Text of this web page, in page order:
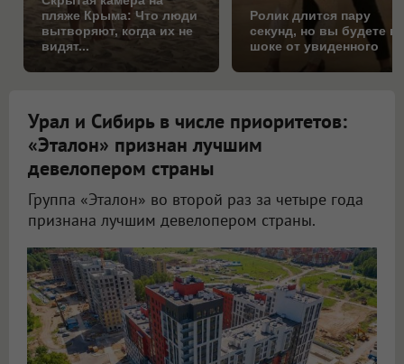
пляже Крыма: Что люди
вытворяют, когда их не
видят...
Ролик длится пару
секунд, но вы будете в
шоке от увиденного
Урал и Сибирь в числе приоритетов:
«Эталон» признан лучшим
девелопером страны
Группа «Эталон» во второй раз за четыре года
признана лучшим девелопером страны.